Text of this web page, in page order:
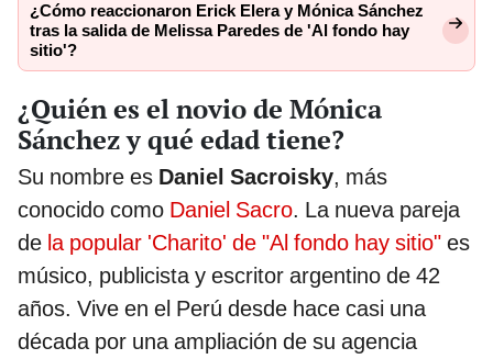
¿Cómo reaccionaron Erick Elera y Mónica Sánchez
tras la salida de Melissa Paredes de 'Al fondo hay
sitio'?
¿Quién es el novio de Mónica
Sánchez y qué edad tiene?
Su nombre es Daniel Sacroisky, más
conocido como Daniel Sacro. La nueva pareja
de la popular 'Charito' de "Al fondo hay sitio" es
músico, publicista y escritor argentino de 42
años. Vive en el Perú desde hace casi una
década por una ampliación de su agencia